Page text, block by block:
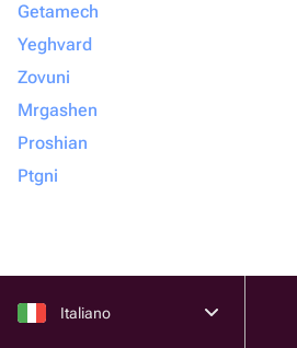
Getamech
Yeghvard
Zovuni
Mrgashen
Proshian
Ptgni
Italiano